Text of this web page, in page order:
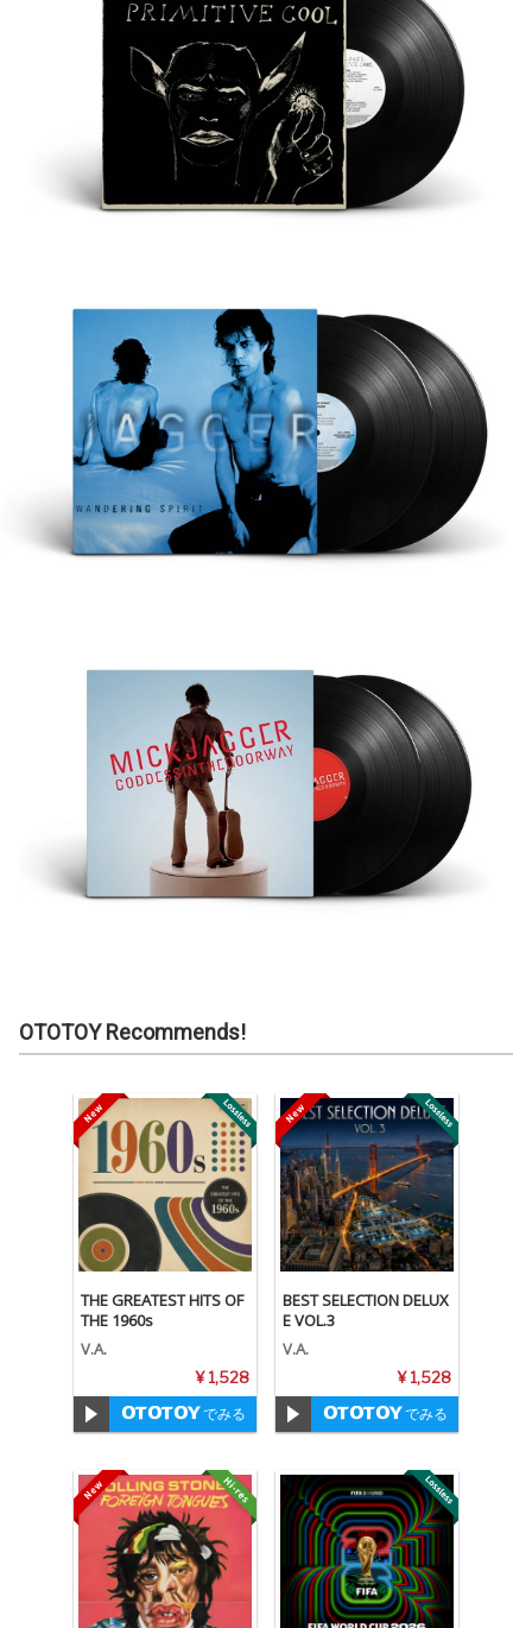
OTOTOY Recommends!
THE GREATEST HITS OF
THE 1960s
V.A.
¥ 1,528
でみる
BEST SELECTION DELUX
E VOL.3
V.A.
¥ 1,528
でみる